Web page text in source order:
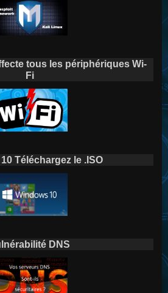
tous les périphériques Wi-
Fi
Téléchargez le .ISO
DNS